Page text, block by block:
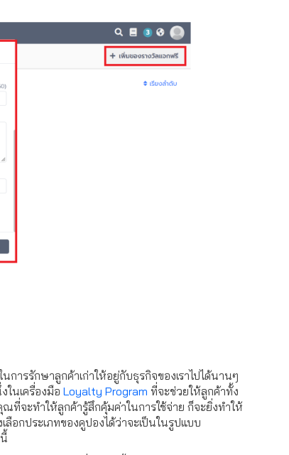
ารรักษาลูกค้าเก่าให้อยู่กับธุรกิจของเราไปได้นานๆ
ในเครื่องมือ Loyalty Program ที่จะช่วยให้ลูกค้าทั้ง
จะทำให้ลูกค้ารู้สึกคุ้มค่าในการใช้จ่าย ก็จะยิ่งทำให้
อกประเภทของคูปองได้ว่าจะเป็นในรูปแบบ